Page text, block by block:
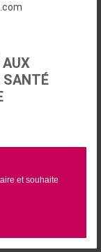
SANTÉ
et souhaite
3.0